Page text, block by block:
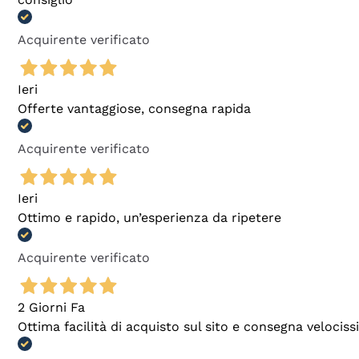
Acquirente verificato
Ieri
Offerte vantaggiose, consegna rapida
Acquirente verificato
Ieri
Ottimo e rapido, un’esperienza da ripetere
Acquirente verificato
2 Giorni Fa
Ottima facilità di acquisto sul sito e consegna